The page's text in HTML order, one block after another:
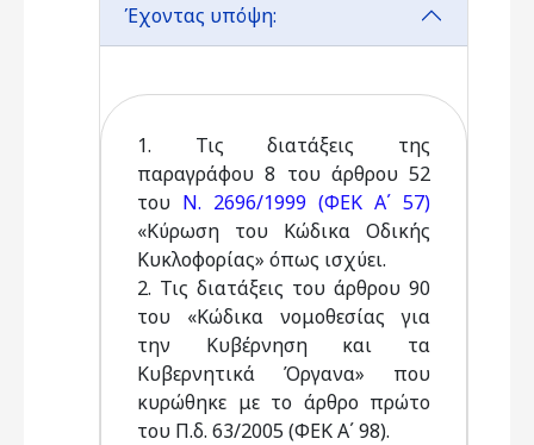
Έχοντας υπόψη:
1. Τις διατάξεις της
παραγράφου 8 του άρθρου 52
του Ν. 2696/1999 (ΦΕΚ Α΄ 57)
«Κύρωση του Κώδικα Οδικής
Κυκλοφορίας» όπως ισχύει.
2. Τις διατάξεις του άρθρου 90
του «Κώδικα νομοθεσίας για
την Κυβέρνηση και τα
Κυβερνητικά Όργανα» που
κυρώθηκε με το άρθρο πρώτο
του Π.δ. 63/2005 (ΦΕΚ Α΄ 98).